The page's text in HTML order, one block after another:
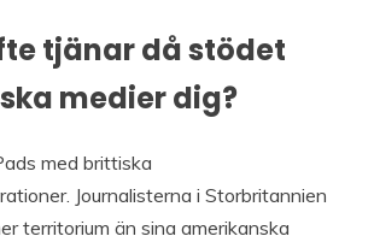
tjänar då stödet
medier dig?
med brittiska
Journalisterna i Storbritannien
territorium än sina amerikanska